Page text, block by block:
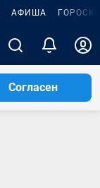
АФИША
Согласен